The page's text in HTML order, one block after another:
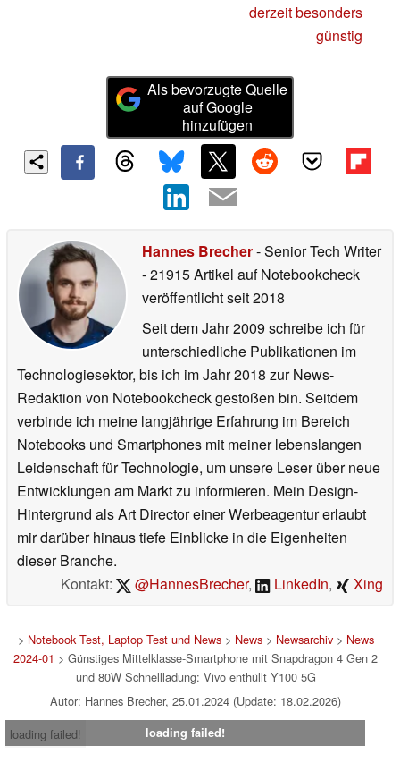
derzeit besonders
günstig
Als bevorzugte Quelle
auf Google
hinzufügen
Hannes Brecher- Senior Tech Writer
- 21915 Artikel auf Notebookcheck
veröffentlichtseit 2018
Seit dem Jahr 2009 schreibe ich für
unterschiedliche Publikationen im
Technologiesektor, bis ich im Jahr 2018 zur News-
Redaktion von Notebookcheck gestoßen bin. Seitdem
verbinde ich meine langjährige Erfahrung im Bereich
Notebooks und Smartphones mit meiner lebenslangen
Leidenschaft für Technologie, um unsere Leser über neue
Entwicklungen am Markt zu informieren. Mein Design-
Hintergrund als Art Director einer Werbeagentur erlaubt
mir darüber hinaus tiefe Einblicke in die Eigenheiten
dieser Branche.
Kontakt:
@HannesBrecher, LinkedIn, Xing
> Notebook Test, Laptop Test und News> News> Newsarchiv> News
2024-01 > Günstiges Mittelklasse-Smartphone mit Snapdragon 4 Gen 2
und 80W Schnellladung: Vivo enthüllt Y100 5G
Autor: Hannes Brecher, 25.01.2024 (Update: 18.02.2026)
loading failed!
loading failed!